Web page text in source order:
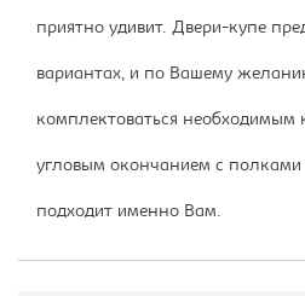
приятно удивит. Двери-купе
вариантах, и по Вашему
комплектоваться необходимым
угловым окончанием с полками
подходит именно Вам.